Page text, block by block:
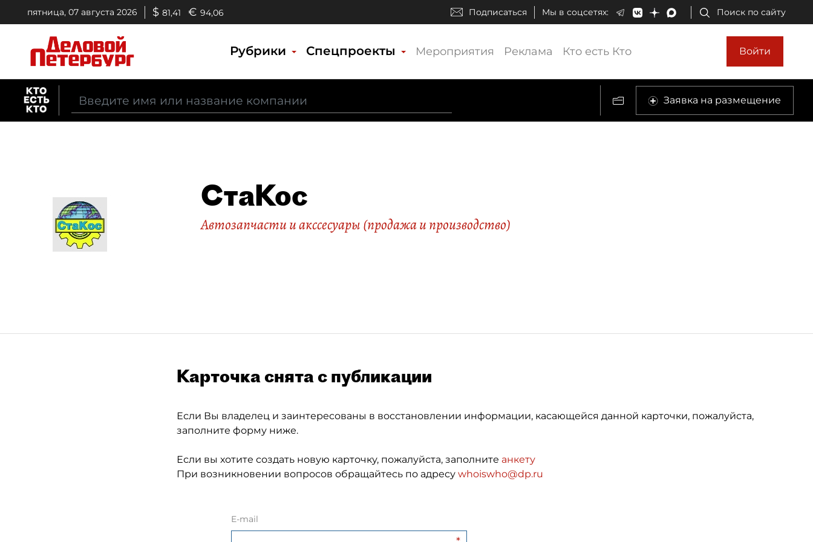
пятница, 07 августа 2026 $ 81,41 € 94,06 Подписаться Мы в соцсетях: Поиск по сайту
Рубрики Спецпроекты Мероприятия Реклама Кто есть Кто Войти
Заявка на размещение
СтаКос
Автозапчасти и акссесуары (продажа и производство)
Карточка снята с публикации
Если Вы владелец и заинтересованы в восстановлении информации, касающейся данной карточки, пожалуйста,
заполните форму ниже.
Если вы хотите создать новую карточку, пожалуйста, заполните анкету
При возникновении вопросов обращайтесь по адресу whoiswho@dp.ru
E-mail